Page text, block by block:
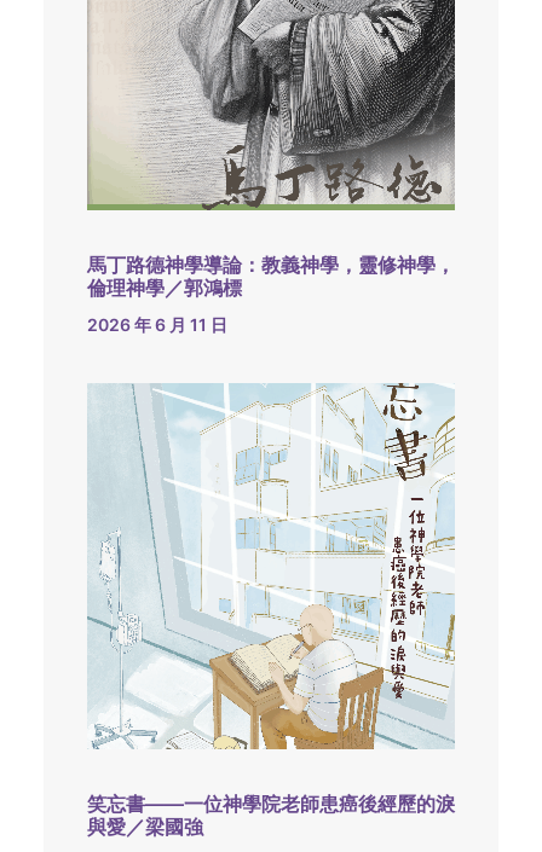
馬丁路德神學導論：教義神學，靈修神學，
倫理神學／郭鴻標
2026 年 6 月 11 日
笑忘書——一位神學院老師患癌後經歷的淚
與愛／梁國強